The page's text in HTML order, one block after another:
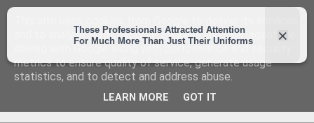
Новини от Бургас, страната и света!
and to analyze traffic. Your IP address and user-agent are
shared with Google along with performance and security
metrics to ensure quality of service, generate usage
statistics, and to detect and address abuse.
LEARN MORE GOT IT